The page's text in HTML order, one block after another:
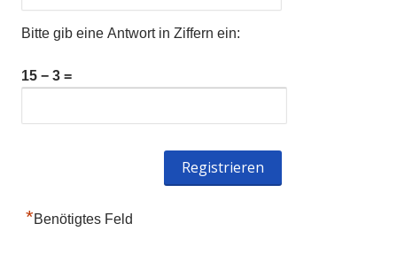
Bitte gib eine Antwort in Ziffern ein:
15 − 3 =
*Benötigtes Feld